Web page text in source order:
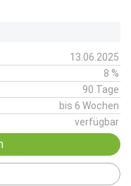
13.06.2025
8 %
90 Tage
bis 6 Wochen
verfügbar